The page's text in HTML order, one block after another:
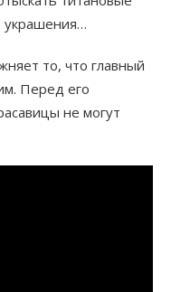
украшения…
то, что главный
Перед его
не могут